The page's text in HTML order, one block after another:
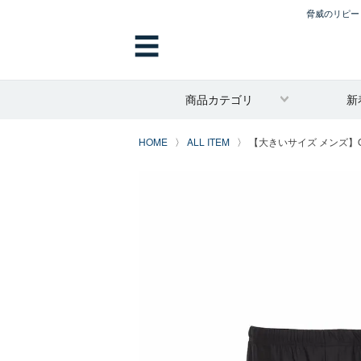
脅威のリピ
☰
商品カテゴリ
HOME ALL ITEM 【大きいサイズ メンズ